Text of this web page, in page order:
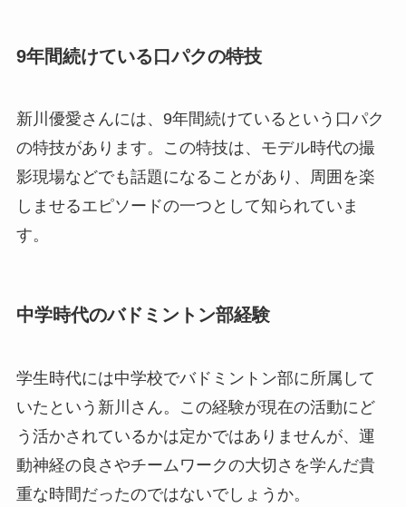
9年間続けている口パクの特技
新川優愛さんには、9年間続けているという口パク
の特技があります。この特技は、モデル時代の撮
影現場などでも話題になることがあり、周囲を楽
しませるエピソードの一つとして知られていま
す。
中学時代のバドミントン部経験
学生時代には中学校でバドミントン部に所属して
いたという新川さん。この経験が現在の活動にど
う活かされているかは定かではありませんが、運
動神経の良さやチームワークの大切さを学んだ貴
重な時間だったのではないでしょうか。